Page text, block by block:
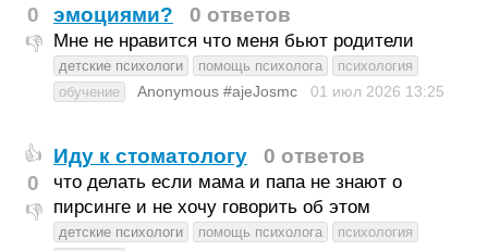
0
👎
эмоциями?
0 ответов
Мне не нравится что меня бьют родители
детские психологи помощь психолога
психология
обучение
Anonymous #ajeJosmc 01 июл 2026 13:25
👍
0
👎
Иду к стоматологу 0 ответов
что делать если мама и папа не знают о
пирсинге и не хочу говорить об этом
детские психологи помощь психолога
психология